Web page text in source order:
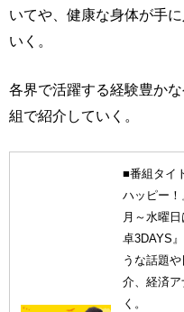
いてや、健康な身体が手
いく。
各界で活躍する経験豊か
組で紹介していく。
■番組タイ
ハッピー！
月～水曜
卓3DAYS
うな話題
介、経済
く。